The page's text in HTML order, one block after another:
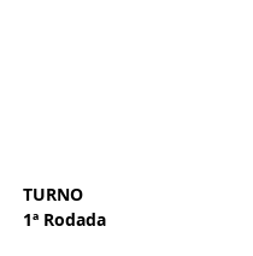
TURNO
1ª Rodada